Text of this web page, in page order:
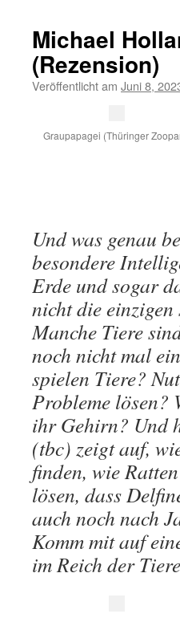
Michael
(Rezension)
Veröffentlicht am Juni 8,
Graupapagei (Thüringer
Und was genau
besondere
Erde und sogar
nicht die einzigen
Manche Tiere
noch nicht mal
spielen Tiere?
Probleme lösen?
ihr Gehirn? Und
(tbc) zeigt auf,
finden, wie
lösen, dass
auch noch nach
Komm mit auf
im Reich der